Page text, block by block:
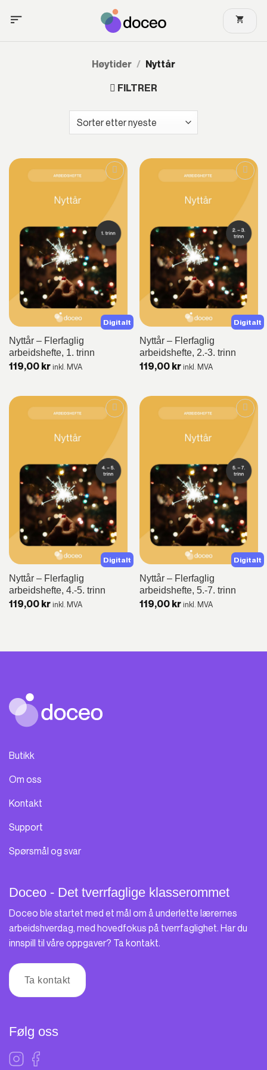
Høytider / Nyttår
FILTRER
Digitalt
Nyttår – Flerfaglig
arbeidshefte, 1. trinn
119,00 kr inkl. MVA
Digitalt
Nyttår – Flerfaglig
arbeidshefte, 2.-3. trinn
119,00 kr inkl. MVA
Digitalt
Nyttår – Flerfaglig
arbeidshefte, 4.-5. trinn
119,00 kr inkl. MVA
Digitalt
Nyttår – Flerfaglig
arbeidshefte, 5.-7. trinn
119,00 kr inkl. MVA
Butikk
Om oss
Kontakt
Support
Spørsmål og svar
Doceo - Det tverrfaglige klasserommet
Doceo ble startet med et mål om å underlette lærernes
arbeidshverdag, med hovedfokus på tverrfaglighet. Har du
innspill til våre oppgaver? Ta kontakt.
Ta kontakt
Følg oss